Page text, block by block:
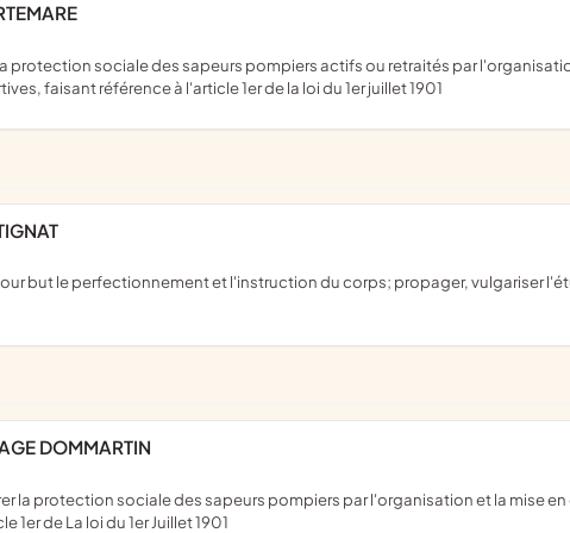
faisant référence à l'article 1er de la loi du 1er juillet 1901
DOMMARTIN
de La loi du 1er Juillet 1901